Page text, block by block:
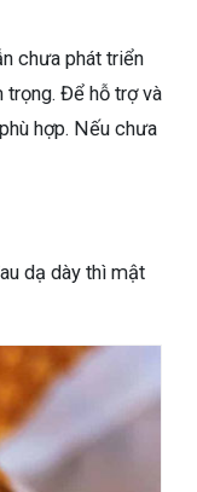
chưa phát triển
trọng. Để hỗ trợ và
hợp. Nếu chưa
dạ dày thì mật